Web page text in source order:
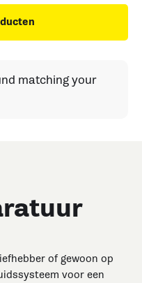
matching your
of gewoon op
voor een